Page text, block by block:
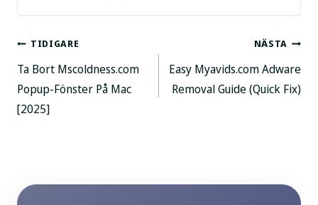
Postnavigering
TIDIGARE
Ta Bort Mscoldness.com
Popup-Fönster På Mac
[2025]
NÄSTA
Easy Myavids.com Adware
Removal Guide (Quick Fix)